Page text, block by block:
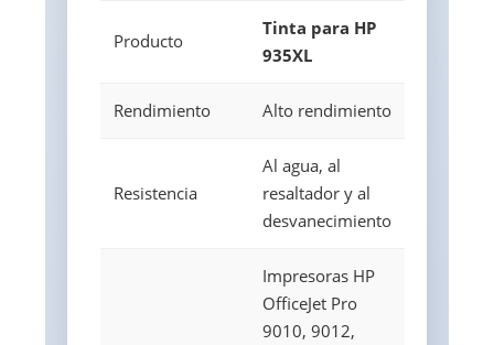
Producto
Tinta para HP
935XL
Rendimiento Alto rendimiento
Resistencia
Al agua, al
resaltador y al
desvanecimiento
Impresoras HP
OfficeJet Pro
9010, 9012,